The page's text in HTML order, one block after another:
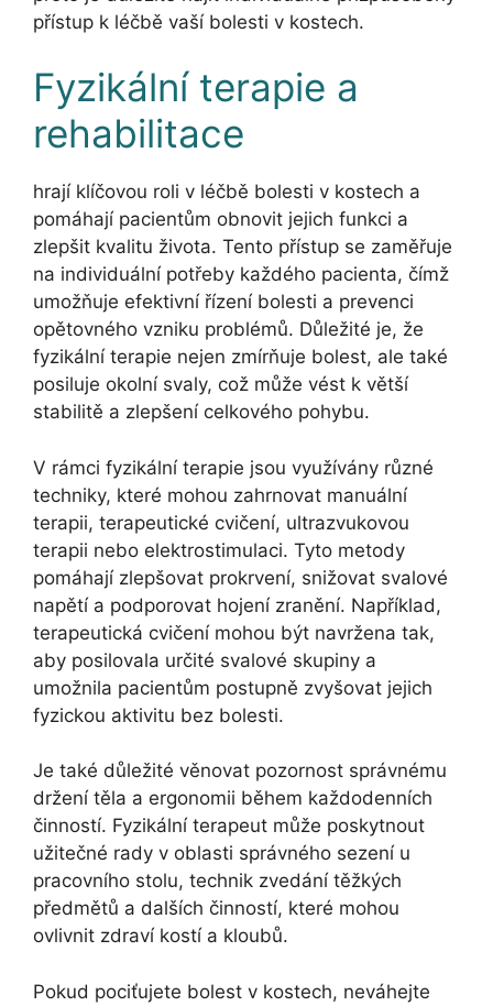
přístup k léčbě vaší bolesti v kostech.
Fyzikální terapie a
rehabilitace
hrají klíčovou roli v léčbě bolesti v kostech a
pomáhají pacientům obnovit jejich funkci a
zlepšit kvalitu života. Tento přístup se zaměřuje
na individuální potřeby každého pacienta, čímž
umožňuje efektivní řízení bolesti a prevenci
opětovného vzniku problémů. Důležité je, že
fyzikální terapie nejen zmírňuje bolest, ale také
posiluje okolní svaly, což může vést k větší
stabilitě a zlepšení celkového pohybu.
V rámci fyzikální terapie jsou využívány různé
techniky, které mohou zahrnovat manuální
terapii, terapeutické cvičení, ultrazvukovou
terapii nebo elektrostimulaci. Tyto metody
pomáhají zlepšovat prokrvení, snižovat svalové
napětí a podporovat hojení zranění. Například,
terapeutická cvičení mohou být navržena tak,
aby posilovala určité svalové skupiny a
umožnila pacientům postupně zvyšovat jejich
fyzickou aktivitu bez bolesti.
Je také důležité věnovat pozornost správnému
držení těla a ergonomii během každodenních
činností. Fyzikální terapeut může poskytnout
užitečné rady v oblasti správného sezení u
pracovního stolu, technik zvedání těžkých
předmětů a dalších činností, které mohou
ovlivnit zdraví kostí a kloubů.
Pokud pociťujete bolest v kostech, neváhejte